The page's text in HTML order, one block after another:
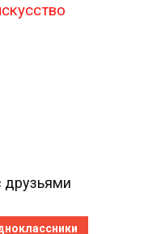
друзьями